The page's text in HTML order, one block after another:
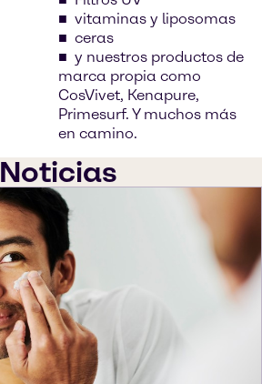
vitaminas y liposomas
ceras
y nuestros productos de
marca propia como
CosVivet, Kenapure,
Primesurf. Y muchos más
en camino.
Noticias